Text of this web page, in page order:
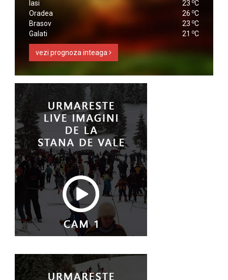
Iasi
23 C
Oradea
26 oC
Brasov
23 oC
Galati
21 oC
vezi prognoza inteaga